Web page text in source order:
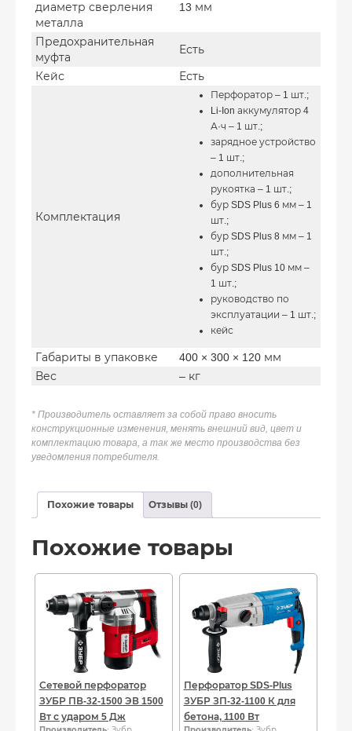
диаметр сверления
металла
13 мм
Предохранительная
муфта
Есть
Кейс Есть
Комплектация
Перфоратор – 1 шт.;
Li-Ion аккумулятор 4
А·ч – 1 шт.;
зарядное устройство
– 1 шт.;
дополнительная
рукоятка – 1 шт.;
бур SDS Plus 6 мм – 1
шт.;
бур SDS Plus 8 мм – 1
шт.;
бур SDS Plus 10 мм –
1 шт.;
руководство по
эксплуатации – 1 шт.;
кейс
Габариты в упаковке
400 × 300 × 120 мм
Вес
– кг
* Производитель оставляет за собой право вносить
конструкционные изменения, менять внешний вид, цвет и
комплектацию товара, а так же место производства без
уведомления потребителя.
Похожие товары Отзывы (0)
Похожие товары
Сетевой перфоратор
ЗУБР ПВ-32-1500 ЭВ 1500
Вт с ударом 5 Дж
Перфоратор SDS-Plus
ЗУБР ЗП-32-1100 К для
бетона, 1100 Вт